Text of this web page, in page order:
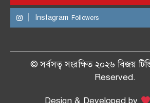
Instagram Followers
© সর্বসত্ব সংরক্ষিত ২০২৬ বিজয়
Reserved.
Design & Developed by